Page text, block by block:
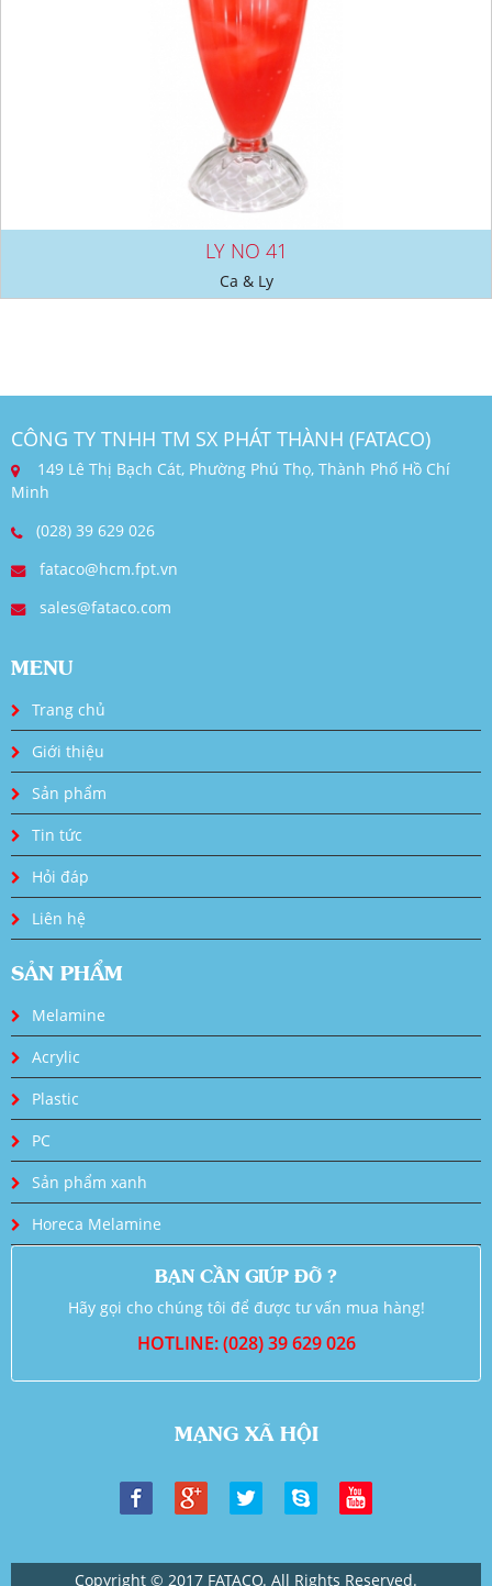
LY NO 41
Ca & Ly
CÔNG TY TNHH TM SX PHÁT THÀNH (FATACO)
149 Lê Thị Bạch Cát, Phường Phú Thọ, Thành Phố Hồ Chí
Minh
(028) 39 629 026
fataco@hcm.fpt.vn
sales@fataco.com
MENU
Trang chủ
Giới thiệu
Sản phẩm
Tin tức
Hỏi đáp
Liên hệ
SẢN PHẨM
Melamine
Acrylic
Plastic
PC
Sản phẩm xanh
Horeca Melamine
BẠN CẦN GIÚP ĐỠ ?
Hãy gọi cho chúng tôi để được tư vấn mua hàng!
HOTLINE: (028) 39 629 026
MẠNG XÃ HỘI
Copyright © 2017 FATACO. All Rights Reserved.